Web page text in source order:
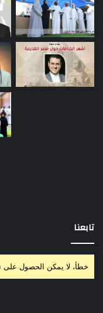
تابعنا
خطأ، لا يمكن الحصول على